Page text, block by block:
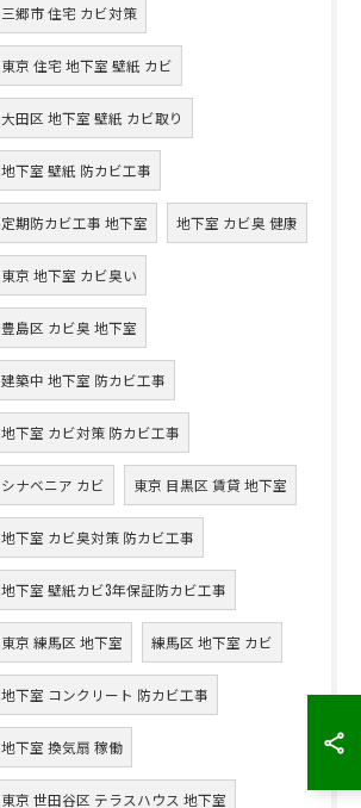
三郷市 住宅 カビ対策
東京 住宅 地下室 壁紙 カビ
大田区 地下室 壁紙 カビ取り
地下室 壁紙 防カビ工事
定期防カビ工事 地下室 地下室 カビ臭 健康
東京 地下室 カビ臭い
豊島区 カビ臭 地下室
建築中 地下室 防カビ工事
地下室 カビ対策 防カビ工事
シナベニア カビ 東京 目黒区 賃貸 地下室
地下室 カビ臭対策 防カビ工事
地下室 壁紙カビ3年保証防カビ工事
東京 練馬区 地下室 練馬区 地下室 カビ
地下室 コンクリート 防カビ工事
地下室 換気扇 稼働
東京 世田谷区 テラスハウス 地下室